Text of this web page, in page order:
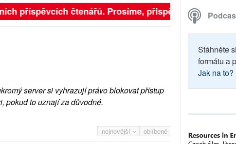
příspěvcích čtenářů. Prosíme, přispějte. ➥
server si vyhrazují právo blokovat přístup
pokud to uznají za důvodné.
nejnovější oblíbené
Stáhněte
formátu a
Jak na to?